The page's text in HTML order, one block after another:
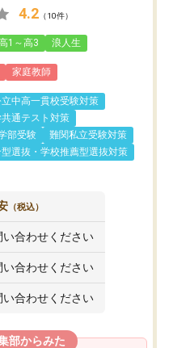
4.2 （10件）
1～高3 浪人生
家庭教師
立中高一貫校受験対策
通テスト対策
部受験
難関私立受験対策
選抜・学校推薦型選抜対策
（税込）
い合わせください
い合わせください
い合わせください
部からみた